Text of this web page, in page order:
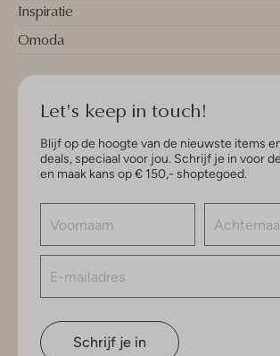
Inspiratie
Omoda
Let's keep in touch!
Blijf op de hoogte van de nieuwste items
deals, speciaal voor jou. Schrijf je in voor
en maak kans op € 150,- shoptegoed.
Schrijf je in